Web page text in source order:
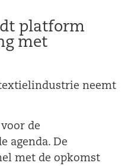
platform
met
neemt
de
agenda. De
met de opkomst